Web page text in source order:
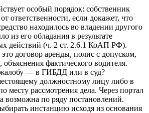
особый порядок: собственник
ответственности, если докажет, что
находилось во владении другого
из его обладания в результате
действий (ч. 2 ст. 2.6.1 КоАП РФ).
договор аренды, полис с допуском,
фактического водителя.
жалобу — в ГИБДД или в суд?
должностному лицу либо в
месту рассмотрения дела. Через портал
возможна по ряду постановлений.
инстанцию исходя из основания